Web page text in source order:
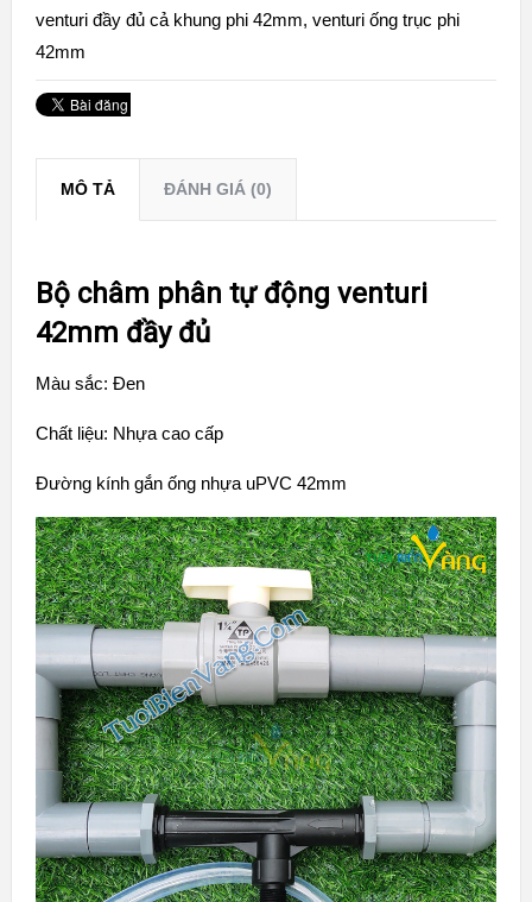
venturi đầy đủ cả khung phi 42mm, venturi ống trục phi
42mm
MÔ TẢ ĐÁNH GIÁ (0)
Bộ châm phân tự động venturi
42mm đầy đủ
Màu sắc: Đen
Chất liệu: Nhựa cao cấp
Đường kính gắn ống nhựa uPVC 42mm